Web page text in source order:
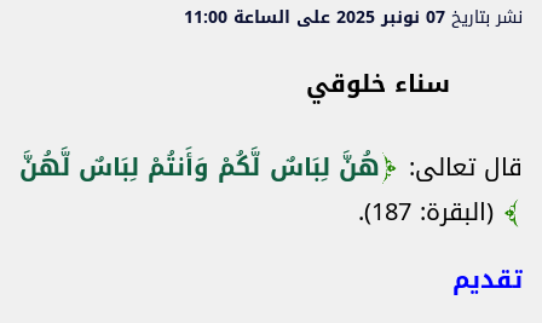
نشر بتاريخ07 نونبر 2025 على الساعة 11:00
سناء خلوقي
قال تعالى:
هُنَّ لِبَاسٌ لَّكُمْ وَأَنتُمْ لِبَاسٌ لَّهُنَّ
(البقرة: 187).
تقديم